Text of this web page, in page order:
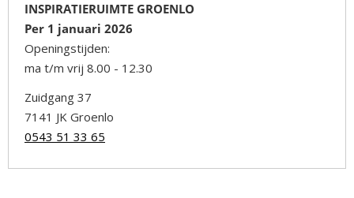
INSPIRATIERUIMTE GROENLO
Per 1 januari 2026
Openingstijden:
ma t/m vrij 8.00 - 12.30
Zuidgang 37
7141 JK Groenlo
0543 51 33 65